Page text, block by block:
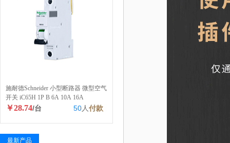
施耐德Schneider 小型断路器 微型空气
开关 iC65H 1P B 6A 10A 16A
￥28.74/台 50人付款
最新产品